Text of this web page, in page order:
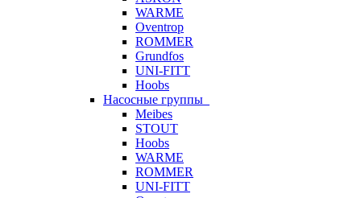
WARME
Oventrop
ROMMER
Grundfos
UNI-FITT
Hoobs
Насосные группы
Meibes
STOUT
Hoobs
WARME
ROMMER
UNI-FITT